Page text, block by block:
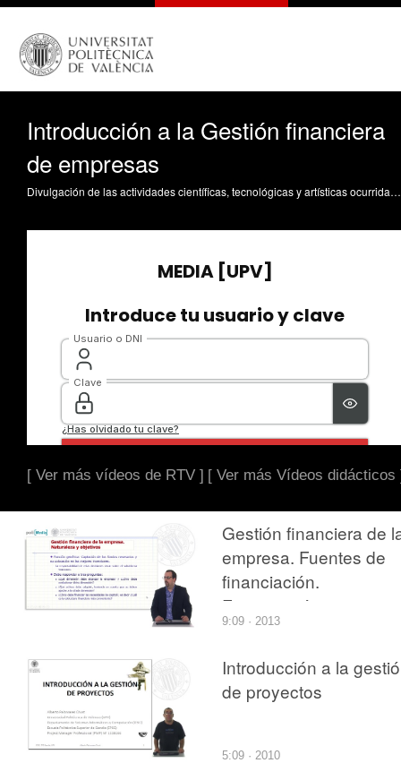
Introducción a la Gestión financiera
de empresas
Divulgación de las actividades científicas, tecnológicas y artísticas ocurridas en los tres campus de la UPV
[ Ver más vídeos de RTV ] [ Ver más Vídeos didácticos
Gestión financiera de
empresa. Fuentes de
financiación.
Financiación interna y
externa. Financiación a
9:09 · 2013
Introducción a la
de proyectos
5:09 · 2010